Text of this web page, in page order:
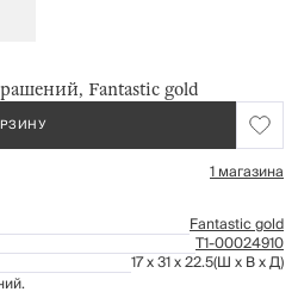
Fantastic gold
1 магазина
Fantastic gold
Т1-00024910
17 x 31 x 22.5(Ш x В x Д)